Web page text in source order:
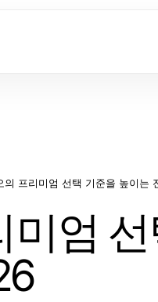
의 프리미엄 선택 기준을 높이는
엄